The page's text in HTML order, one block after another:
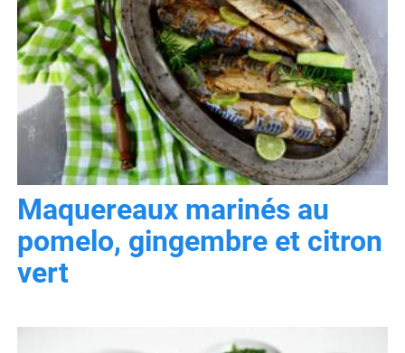
Maquereaux marinés au
pomelo, gingembre et citron
vert